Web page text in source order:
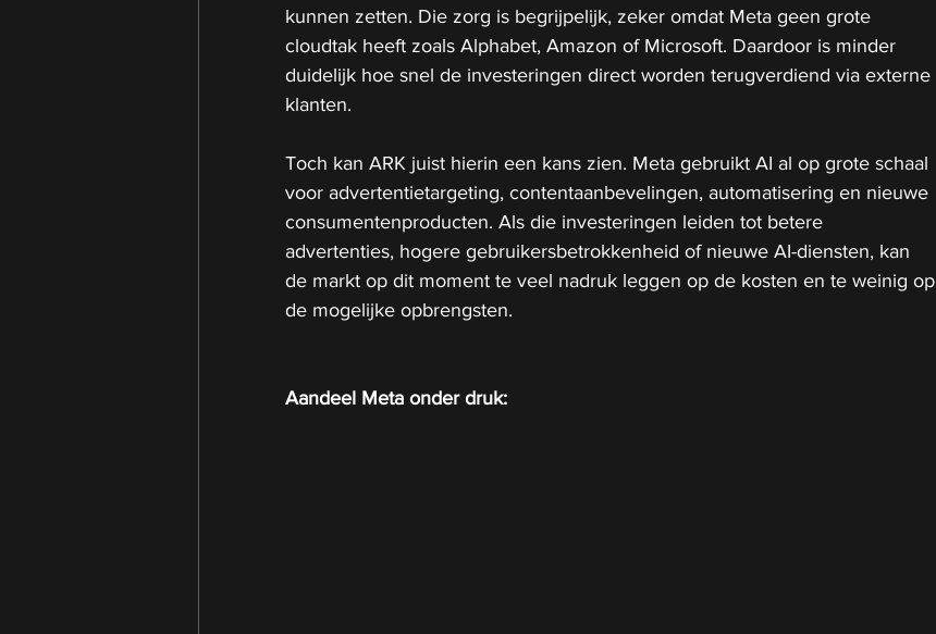
kunnen zetten. Die zorg is begrijpelijk, zeker omdat Meta geen grote
cloudtak heeft zoals Alphabet, Amazon of Microsoft. Daardoor is minder
duidelijk hoe snel de investeringen direct worden terugverdiend via externe
klanten.
Toch kan ARK juist hierin een kans zien. Meta gebruikt AI al op grote schaal
voor advertentietargeting, contentaanbevelingen, automatisering en nieuwe
consumentenproducten. Als die investeringen leiden tot betere
advertenties, hogere gebruikersbetrokkenheid of nieuwe AI-diensten, kan
de markt op dit moment te veel nadruk leggen op de kosten en te weinig op
de mogelijke opbrengsten.
Aandeel Meta onder druk: